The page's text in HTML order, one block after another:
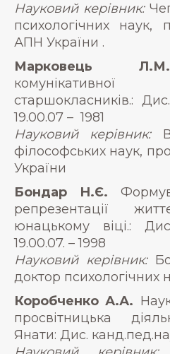
Науковий керівник:
психологічних наук,
АПН України .
Марковець Л.М.
старшокласників.:
19.00.07 – 1981
Науковий керівник:
філософських наук,
України
Бондар Н.Є.
репрезентації
юнацькому віці.:
19.00.07. – 1998
Науковий керівник:
доктор психологічних
Коробченко А.А.
просвітницька
Янати: Дис.